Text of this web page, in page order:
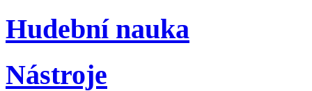
Hudební nauka
Nástroje